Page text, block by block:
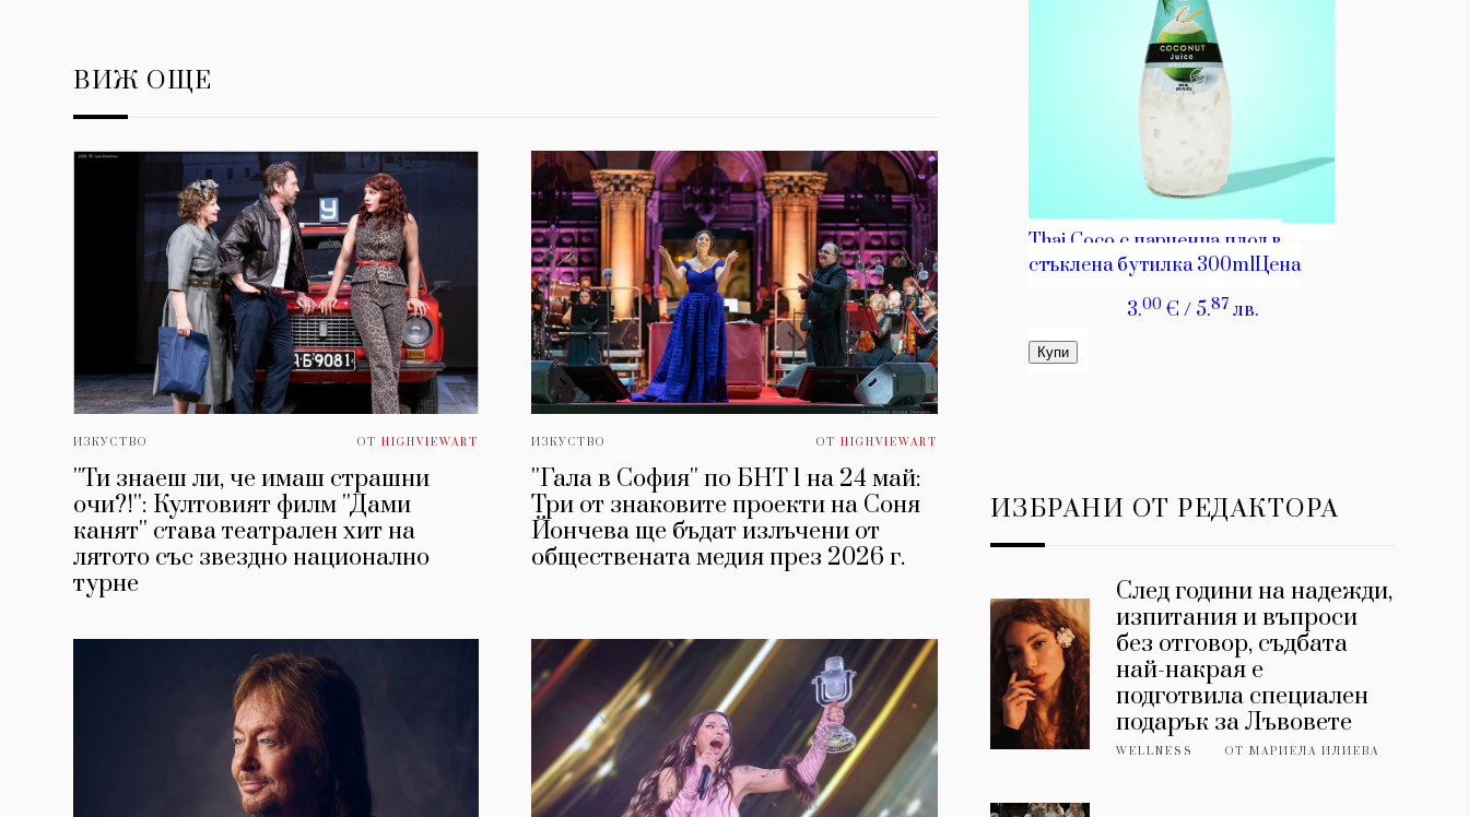
ВИЖ ОЩЕ
ИЗКУСТВО ОТHIGHVIEWART
''Ти знаеш ли, че имаш страшни
очи?!'': Култовият филм ''Дами
канят'' става театрален хит на
лятото със звездно национално
турне
ИЗКУСТВО ОТ HIGHVIEWART
''Гала в София'' по БНТ 1 на 24 май:
Три от знаковите проекти на Соня
Йончева ще бъдат излъчени от
обществената медия през 2026 г.
ИЗБРАНИ ОТ РЕДАКТОРА
След години на надежди,
изпитания и въпроси
без отговор, съдбата
най-накрая е
подготвила специален
подарък за Лъвовете
WELLNESS ОТМАРИЕЛА ИЛИЕВА